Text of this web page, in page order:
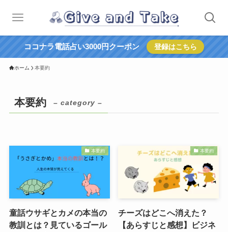
ココナラ電話占い3000円クーポン 登録はこちら
ホーム 本要約
本要約 – category –
本要約
童話ウサギとカメの本当の
教訓とは？見ているゴール
本要約
チーズはどこへ消えた？
【あらすじと感想】ビジネ